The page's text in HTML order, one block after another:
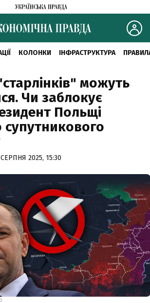
КОЛОНКИ ІНФРАСТРУКТУРА
можуть
Чи заблокує
Польщі
супутникового
2025, 15:30